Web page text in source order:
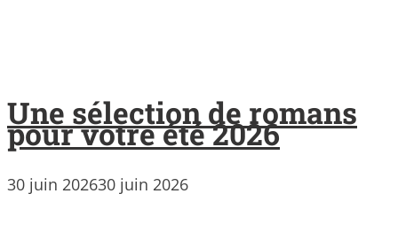
Une sélection de romans
pour votre été 2026
30 juin 202630 juin 2026